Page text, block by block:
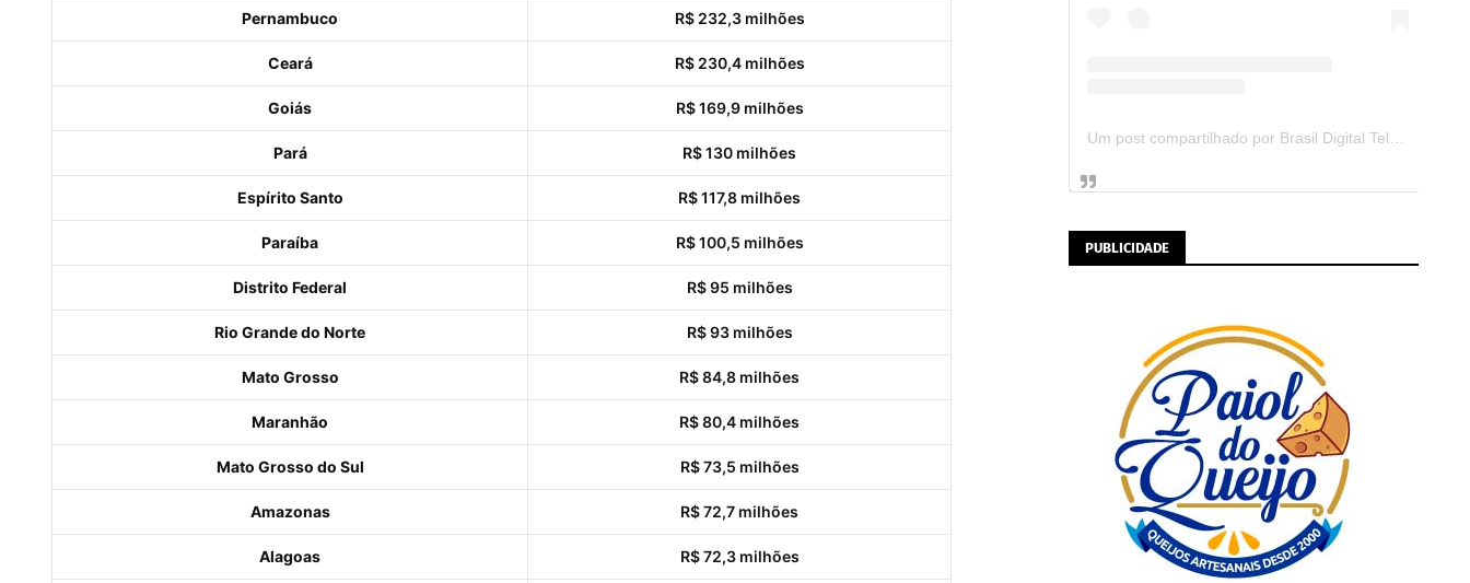
Pernambuco R$ 232,3 milhões
Ceará R$ 230,4 milhões
Goiás R$ 169,9 milhões
Pará R$ 130 milhões
Espírito Santo R$ 117,8 milhões
Paraíba R$ 100,5 milhões
Distrito Federal R$ 95 milhões
Rio Grande do Norte R$ 93 milhões
Mato Grosso R$ 84,8 milhões
Maranhão R$ 80,4 milhões
Mato Grosso do Sul R$ 73,5 milhões
Amazonas R$ 72,7 milhões
Alagoas R$ 72,3 milhões
PUBLICIDADE